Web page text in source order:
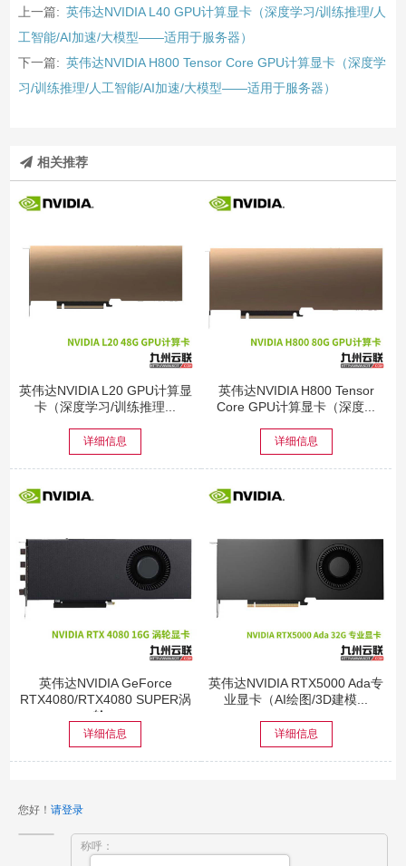
上一篇: 英伟达NVIDIA L40 GPU计算显卡（深度学习/训练推理/人
工智能/AI加速/大模型——适用于服务器）
下一篇: 英伟达NVIDIA H800 Tensor Core GPU计算显卡（深度学
习/训练推理/人工智能/AI加速/大模型——适用于服务器）
相关推荐
英伟达NVIDIA L20 GPU计算显
卡（深度学习/训练推理...
详细信息
英伟达NVIDIA H800 Tensor
Core GPU计算显卡（深度...
详细信息
英伟达NVIDIA GeForce
RTX4080/RTX4080 SUPER涡
轮...
详细信息
英伟达NVIDIA RTX5000 Ada专
业显卡（AI绘图/3D建模...
详细信息
您好！ 请登录
称呼：